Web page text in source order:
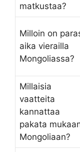
matkustaa?
Milloin on
aika vierailla
Mongoliassa?
Millaisia
vaatteita
kannattaa
pakata
Mongoliaan?